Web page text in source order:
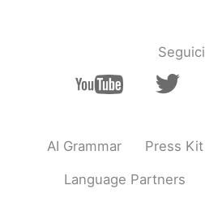
Seguici
AI Grammar Press Kit
Language Partners